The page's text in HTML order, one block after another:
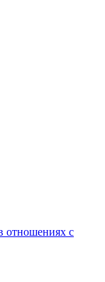
отношениях с